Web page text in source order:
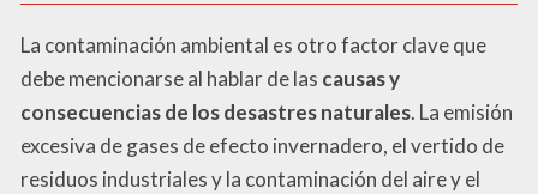
La contaminación ambiental es otro factor clave que
debe mencionarse al hablar de las causas y
consecuencias de los desastres naturales. La emisión
excesiva de gases de efecto invernadero, el vertido de
residuos industriales y la contaminación del aire y el